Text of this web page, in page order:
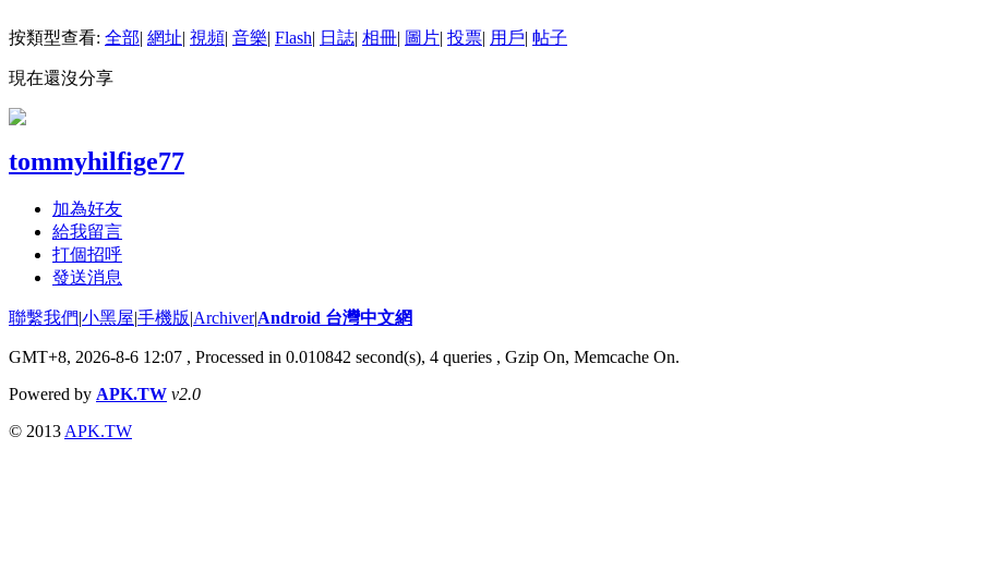
按類型查看: 全部| 網址| 視頻| 音樂| Flash| 日誌| 相冊| 圖片| 投票| 用戶| 帖子
現在還沒分享
tommyhilfige77
加為好友
給我留言
打個招呼
發送消息
聯繫我們|小黑屋|手機版|Archiver|Android 台灣中文網
GMT+8, 2026-8-6 12:07 , Processed in 0.010842 second(s), 4 queries , Gzip On, Memcache On.
Powered by APK.TW v2.0
© 2013 APK.TW